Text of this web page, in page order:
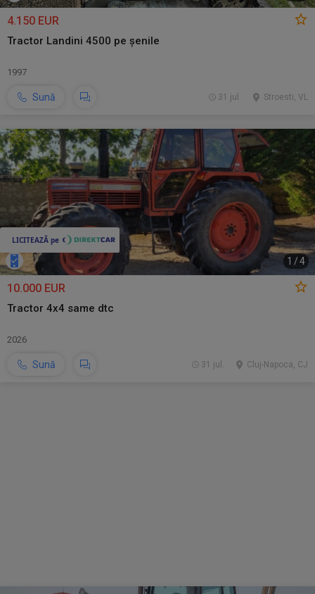
4.150 EUR
Tractor Landini 4500 pe șenile
1997
Sună Stroesti, VL
31 jul.
1 /4
10.000 EUR
Tractor 4x4 same dtc
2026
Sună Cluj-Napoca, CJ
31 jul.